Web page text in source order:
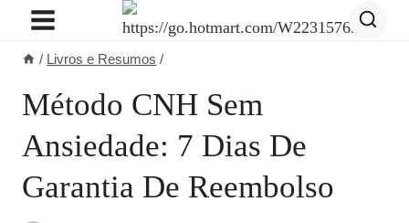
Pular
Conteúdo
/ Livros e Resumos /
Método CNH Sem
Ansiedade: 7 Dias De
Garantia De Reembolso